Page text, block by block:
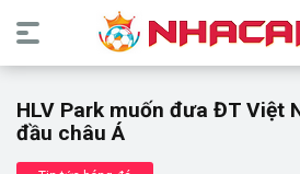
HLV Park muốn đưa ĐT Việt
đầu châu Á